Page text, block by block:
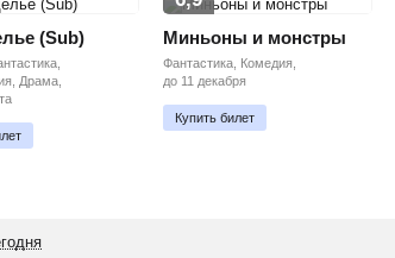
(Sub)
Драма,
Миньоны и монстры
Фантастика, Комедия,
до 11 декабря
Купить билет